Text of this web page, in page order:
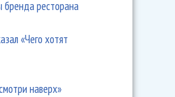
бренда ресторана
«Чего хотят
наверх»